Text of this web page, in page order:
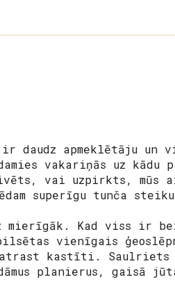
ir daudz apmeklētāju
vakariņās uz kādu
vai uzpirkts, mūs
superīgu tunča steiku
mierīgāk. Kad viss ir
vienīgais
kastīti. Saulriets
planierus, gaisā